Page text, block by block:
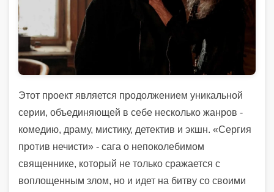
Этот проект является продолжением уникальной
серии, объединяющей в себе несколько жанров -
комедию, драму, мистику, детектив и экшн. «Сергия
против нечисти» - сага о непоколебимом
священнике, который не только сражается с
воплощенным злом, но и идет на битву со своими